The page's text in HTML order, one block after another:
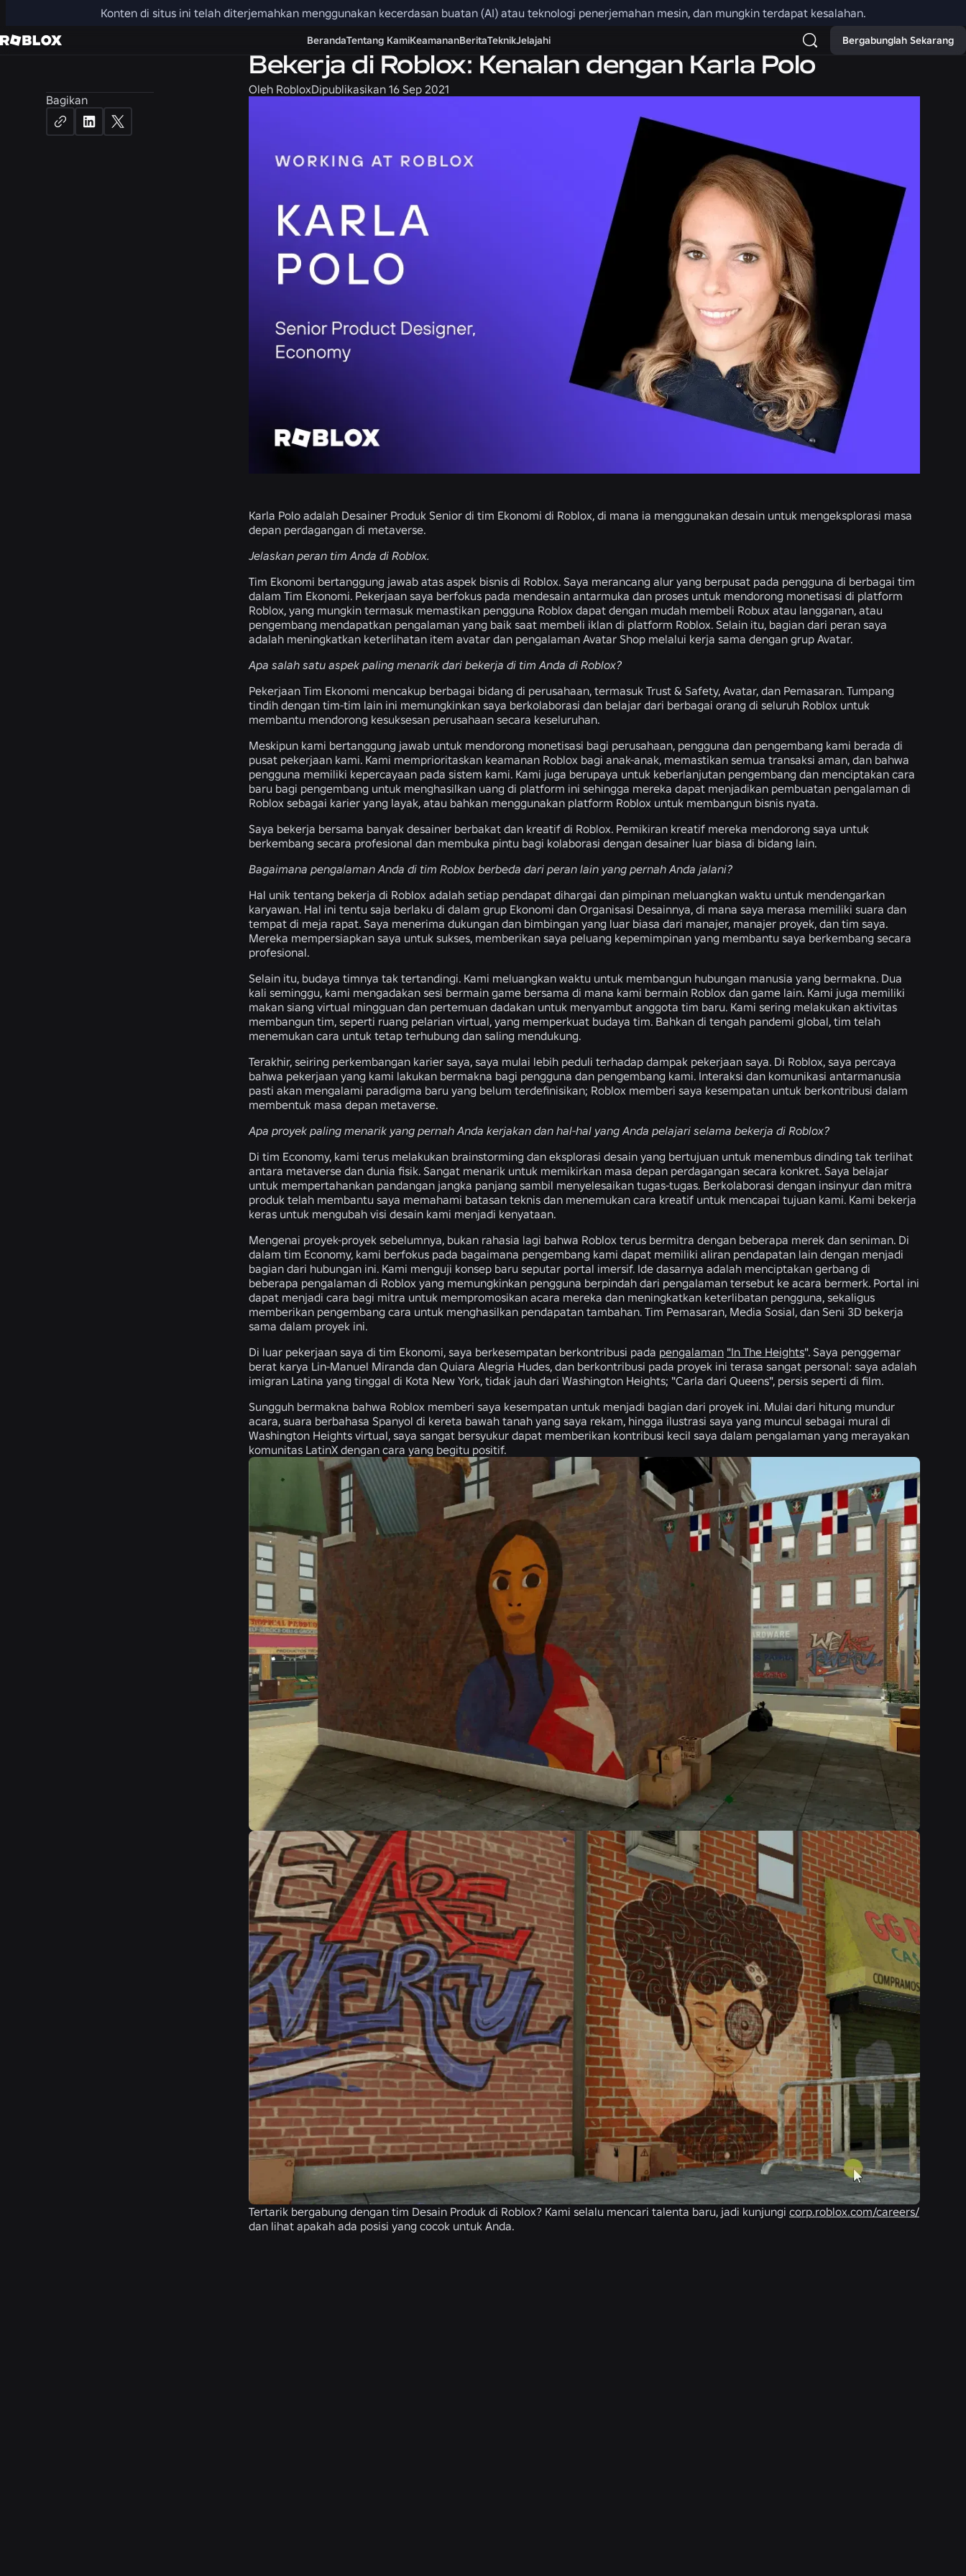
Konten di situs ini telah diterjemahkan menggunakan kecerdasan buatan (AI) atau teknologi penerjemahan mesin, dan mungkin terdapat kesalahan.
BerandaTentang KamiKeamananBeritaTeknikJelajahi Bergabunglah Sekarang
Bagikan
Karier
Bekerja di Roblox: Kenalan dengan Karla Polo
Oleh RobloxDipublikasikan 16 Sep 2021
Karla Polo adalah Desainer Produk Senior di tim Ekonomi di Roblox, di mana ia menggunakan desain untuk mengeksplorasi masa
depan perdagangan di metaverse.
Jelaskan peran tim Anda di Roblox.
Tim Ekonomi bertanggung jawab atas aspek bisnis di Roblox. Saya merancang alur yang berpusat pada pengguna di berbagai tim
dalam Tim Ekonomi. Pekerjaan saya berfokus pada mendesain antarmuka dan proses untuk mendorong monetisasi di platform
Roblox, yang mungkin termasuk memastikan pengguna Roblox dapat dengan mudah membeli Robux atau langganan, atau
pengembang mendapatkan pengalaman yang baik saat membeli iklan di platform Roblox. Selain itu, bagian dari peran saya
adalah meningkatkan keterlihatan item avatar dan pengalaman Avatar Shop melalui kerja sama dengan grup Avatar.
Apa salah satu aspek paling menarik dari bekerja di tim Anda di Roblox?
Pekerjaan Tim Ekonomi mencakup berbagai bidang di perusahaan, termasuk Trust & Safety, Avatar, dan Pemasaran. Tumpang
tindih dengan tim-tim lain ini memungkinkan saya berkolaborasi dan belajar dari berbagai orang di seluruh Roblox untuk
membantu mendorong kesuksesan perusahaan secara keseluruhan.
Meskipun kami bertanggung jawab untuk mendorong monetisasi bagi perusahaan, pengguna dan pengembang kami berada di
pusat pekerjaan kami. Kami memprioritaskan keamanan Roblox bagi anak-anak, memastikan semua transaksi aman, dan bahwa
pengguna memiliki kepercayaan pada sistem kami. Kami juga berupaya untuk keberlanjutan pengembang dan menciptakan cara
baru bagi pengembang untuk menghasilkan uang di platform ini sehingga mereka dapat menjadikan pembuatan pengalaman di
Roblox sebagai karier yang layak, atau bahkan menggunakan platform Roblox untuk membangun bisnis nyata.
Saya bekerja bersama banyak desainer berbakat dan kreatif di Roblox. Pemikiran kreatif mereka mendorong saya untuk
berkembang secara profesional dan membuka pintu bagi kolaborasi dengan desainer luar biasa di bidang lain.
Bagaimana pengalaman Anda di tim Roblox berbeda dari peran lain yang pernah Anda jalani?
Hal unik tentang bekerja di Roblox adalah setiap pendapat dihargai dan pimpinan meluangkan waktu untuk mendengarkan
karyawan. Hal ini tentu saja berlaku di dalam grup Ekonomi dan Organisasi Desainnya, di mana saya merasa memiliki suara dan
tempat di meja rapat. Saya menerima dukungan dan bimbingan yang luar biasa dari manajer, manajer proyek, dan tim saya.
Mereka mempersiapkan saya untuk sukses, memberikan saya peluang kepemimpinan yang membantu saya berkembang secara
profesional.
Selain itu, budaya timnya tak tertandingi. Kami meluangkan waktu untuk membangun hubungan manusia yang bermakna. Dua
kali seminggu, kami mengadakan sesi bermain game bersama di mana kami bermain Roblox dan game lain. Kami juga memiliki
makan siang virtual mingguan dan pertemuan dadakan untuk menyambut anggota tim baru. Kami sering melakukan aktivitas
membangun tim, seperti ruang pelarian virtual, yang memperkuat budaya tim. Bahkan di tengah pandemi global, tim telah
menemukan cara untuk tetap terhubung dan saling mendukung.
Terakhir, seiring perkembangan karier saya, saya mulai lebih peduli terhadap dampak pekerjaan saya. Di Roblox, saya percaya
bahwa pekerjaan yang kami lakukan bermakna bagi pengguna dan pengembang kami. Interaksi dan komunikasi antarmanusia
pasti akan mengalami paradigma baru yang belum terdefinisikan; Roblox memberi saya kesempatan untuk berkontribusi dalam
membentuk masa depan metaverse.
Apa proyek paling menarik yang pernah Anda kerjakan dan hal-hal yang Anda pelajari selama bekerja di Roblox?
Di tim Economy, kami terus melakukan brainstorming dan eksplorasi desain yang bertujuan untuk menembus dinding tak terlihat
antara metaverse dan dunia fisik. Sangat menarik untuk memikirkan masa depan perdagangan secara konkret. Saya belajar
untuk mempertahankan pandangan jangka panjang sambil menyelesaikan tugas-tugas. Berkolaborasi dengan insinyur dan mitra
produk telah membantu saya memahami batasan teknis dan menemukan cara kreatif untuk mencapai tujuan kami. Kami bekerja
keras untuk mengubah visi desain kami menjadi kenyataan.
Mengenai proyek-proyek sebelumnya, bukan rahasia lagi bahwa Roblox terus bermitra dengan beberapa merek dan seniman. Di
dalam tim Economy, kami berfokus pada bagaimana pengembang kami dapat memiliki aliran pendapatan lain dengan menjadi
bagian dari hubungan ini. Kami menguji konsep baru seputar portal imersif. Ide dasarnya adalah menciptakan gerbang di
beberapa pengalaman di Roblox yang memungkinkan pengguna berpindah dari pengalaman tersebut ke acara bermerk. Portal ini
dapat menjadi cara bagi mitra untuk mempromosikan acara mereka dan meningkatkan keterlibatan pengguna, sekaligus
memberikan pengembang cara untuk menghasilkan pendapatan tambahan. Tim Pemasaran, Media Sosial, dan Seni 3D bekerja
sama dalam proyek ini.
Di luar pekerjaan saya di tim Ekonomi, saya berkesempatan berkontribusi pada pengalaman "In The Heights". Saya penggemar
berat karya Lin-Manuel Miranda dan Quiara Alegria Hudes, dan berkontribusi pada proyek ini terasa sangat personal: saya adalah
imigran Latina yang tinggal di Kota New York, tidak jauh dari Washington Heights; "Carla dari Queens", persis seperti di film.
Sungguh bermakna bahwa Roblox memberi saya kesempatan untuk menjadi bagian dari proyek ini. Mulai dari hitung mundur
acara, suara berbahasa Spanyol di kereta bawah tanah yang saya rekam, hingga ilustrasi saya yang muncul sebagai mural di
Washington Heights virtual, saya sangat bersyukur dapat memberikan kontribusi kecil saya dalam pengalaman yang merayakan
komunitas LatinX dengan cara yang begitu positif.
Tertarik bergabung dengan tim Desain Produk di Roblox? Kami selalu mencari talenta baru, jadi kunjungi corp.roblox.com/careers/
dan lihat apakah ada posisi yang cocok untuk Anda.